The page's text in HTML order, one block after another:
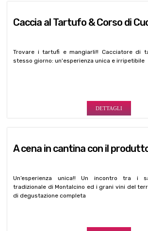
stesso giorno: un'esperienza unica e irripetibile
DETTAGLI
Un’esperienza unica!! Un incontro tra i
tradizionale di Montalcino ed i grani vini del
DETTAGLI